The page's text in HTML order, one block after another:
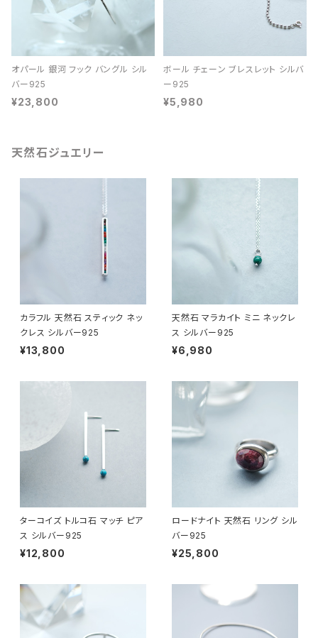
オパール 銀河 フック バングル シル
バー925
¥23,800
ボール チェーン ブレスレット シルバ
ー925
¥5,980
天然石ジュエリー
カラフル 天然石 スティック ネッ
クレス シルバー925
¥13,800
天然石 マラカイト ミニ ネックレ
ス シルバー925
¥6,980
ターコイズ トルコ石 マッチ ピア
ス シルバー925
¥12,800
ロードナイト 天然石 リング シル
バー925
¥25,800